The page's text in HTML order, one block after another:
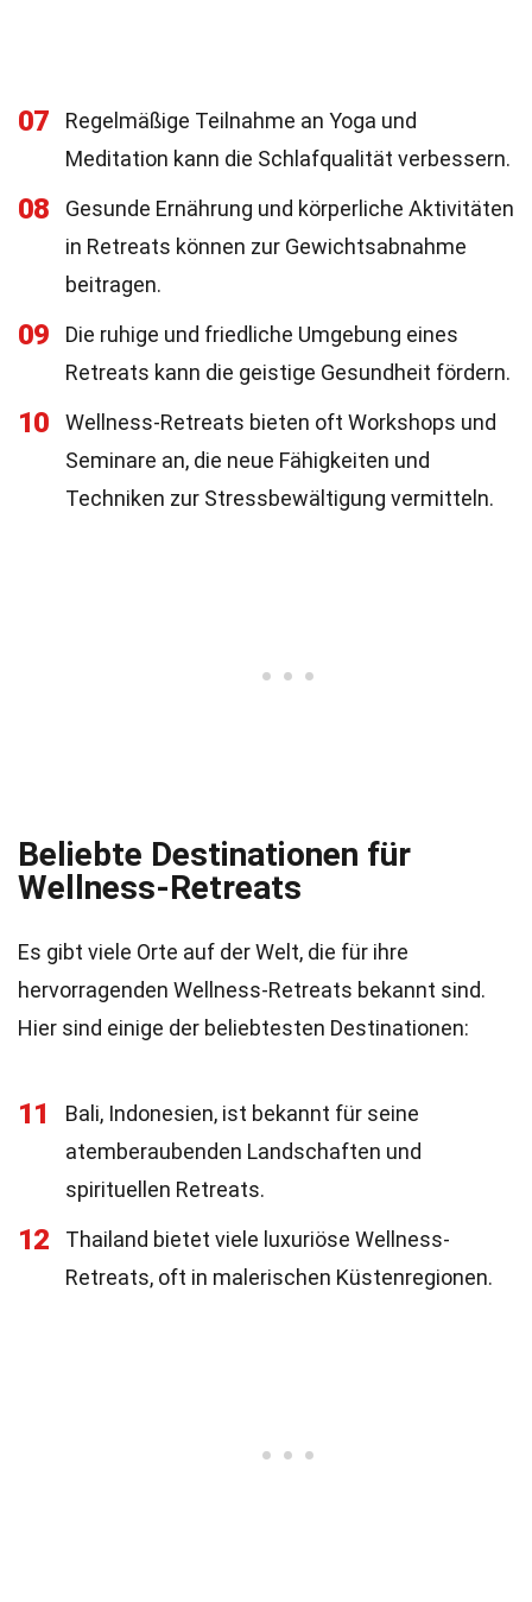
07
Regelmäßige Teilnahme an Yoga und
Meditation kann die Schlafqualität verbessern.
08
Gesunde Ernährung und körperliche Aktivitäten
in Retreats können zur Gewichtsabnahme
beitragen.
09
Die ruhige und friedliche Umgebung eines
Retreats kann die geistige Gesundheit fördern.
10
Wellness-Retreats bieten oft Workshops und
Seminare an, die neue Fähigkeiten und
Techniken zur Stressbewältigung vermitteln.
Beliebte Destinationen für
Wellness-Retreats
Es gibt viele Orte auf der Welt, die für ihre
hervorragenden Wellness-Retreats bekannt sind.
Hier sind einige der beliebtesten Destinationen:
11
Bali, Indonesien, ist bekannt für seine
atemberaubenden Landschaften und
spirituellen Retreats.
12
Thailand bietet viele luxuriöse Wellness-
Retreats, oft in malerischen Küstenregionen.